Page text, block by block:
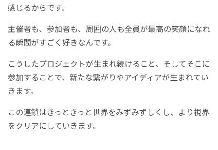
感じるからです。
主催者も、参加者も、周囲の人も全員が最高の笑顔になれ
る瞬間がすごく好きなんです。
こうしたプロジェクトが生まれ続けること、そしてそこに
参加することで、新たな繋がりやアイディアが生まれてい
きます。
この連鎖はきっときっと世界をみずみずしくし、より視界
をクリアにしていきます。